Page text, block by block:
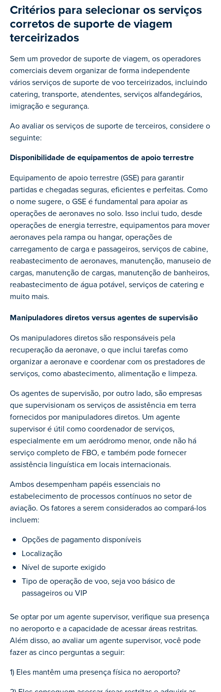
Critérios para selecionar os serviços
corretos de suporte de viagem
terceirizados
Sem um provedor de suporte de viagem, os operadores
comerciais devem organizar de forma independente
vários serviços de suporte de voo terceirizados, incluindo
catering, transporte, atendentes, serviços alfandegários,
imigração e segurança.
Ao avaliar os serviços de suporte de terceiros, considere o
seguinte:
Disponibilidade de equipamentos de apoio terrestre
Equipamento de apoio terrestre (GSE) para garantir
partidas e chegadas seguras, eficientes e perfeitas. Como
o nome sugere, o GSE é fundamental para apoiar as
operações de aeronaves no solo. Isso inclui tudo, desde
operações de energia terrestre, equipamentos para mover
aeronaves pela rampa ou hangar, operações de
carregamento de carga e passageiros, serviços de cabine,
reabastecimento de aeronaves, manutenção, manuseio de
cargas, manutenção de cargas, manutenção de banheiros,
reabastecimento de água potável, serviços de catering e
muito mais.
Manipuladores diretos versus agentes de supervisão
Os manipuladores diretos são responsáveis pela
recuperação da aeronave, o que inclui tarefas como
organizar a aeronave e coordenar com os prestadores de
serviços, como abastecimento, alimentação e limpeza.
Os agentes de supervisão, por outro lado, são empresas
que supervisionam os serviços de assistência em terra
fornecidos por manipuladores diretos. Um agente
supervisor é útil como coordenador de serviços,
especialmente em um aeródromo menor, onde não há
serviço completo de FBO, e também pode fornecer
assistência linguística em locais internacionais.
Ambos desempenham papéis essenciais no
estabelecimento de processos contínuos no setor de
aviação. Os fatores a serem considerados ao compará-los
incluem:
Opções de pagamento disponíveis
Localização
Nível de suporte exigido
Tipo de operação de voo, seja voo básico de
passageiros ou VIP
Se optar por um agente supervisor, verifique sua presença
no aeroporto e a capacidade de acessar áreas restritas.
Além disso, ao avaliar um agente supervisor, você pode
fazer as cinco perguntas a seguir:
1) Eles mantêm uma presença física no aeroporto?